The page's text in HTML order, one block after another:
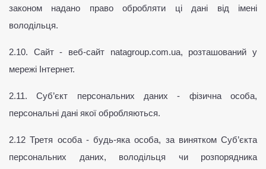
законом надано право обробляти ці дані від імені
володільця.
2.10. Сайт - веб-сайт natagroup.com.ua, розташований у
мережі Інтернет.
2.11. Суб’єкт персональних даних - фізична особа,
персональні дані якої обробляються.
2.12 Третя особа - будь-яка особа, за винятком Суб’єкта
персональних даних, володільця чи розпорядника